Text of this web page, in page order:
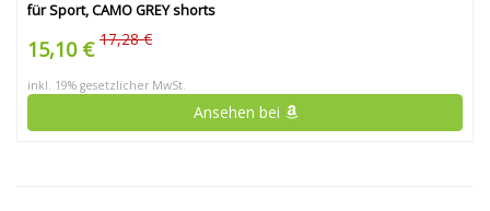
für Sport, CAMO GREY shorts
15,10 € 17,28 €
inkl. 19% gesetzlicher MwSt.
Ansehen bei